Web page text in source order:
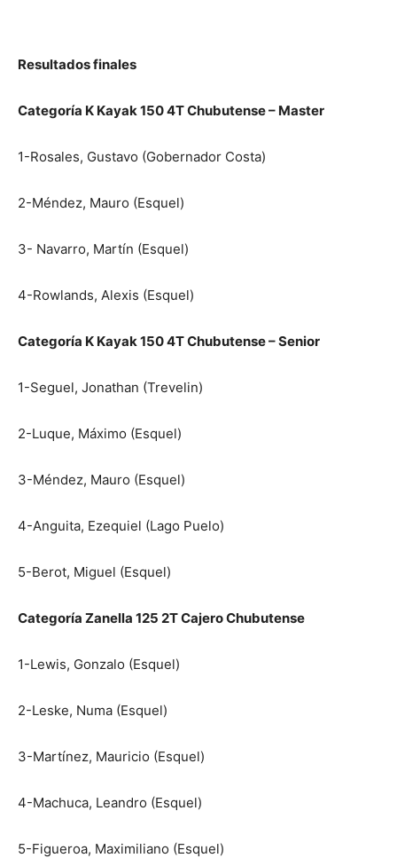
Resultados finales
Categoría K Kayak 150 4T Chubutense – Master
1-Rosales, Gustavo (Gobernador Costa)
2-Méndez, Mauro (Esquel)
3- Navarro, Martín (Esquel)
4-Rowlands, Alexis (Esquel)
Categoría K Kayak 150 4T Chubutense – Senior
1-Seguel, Jonathan (Trevelin)
2-Luque, Máximo (Esquel)
3-Méndez, Mauro (Esquel)
4-Anguita, Ezequiel (Lago Puelo)
5-Berot, Miguel (Esquel)
Categoría Zanella 125 2T Cajero Chubutense
1-Lewis, Gonzalo (Esquel)
2-Leske, Numa (Esquel)
3-Martínez, Mauricio (Esquel)
4-Machuca, Leandro (Esquel)
5-Figueroa, Maximiliano (Esquel)